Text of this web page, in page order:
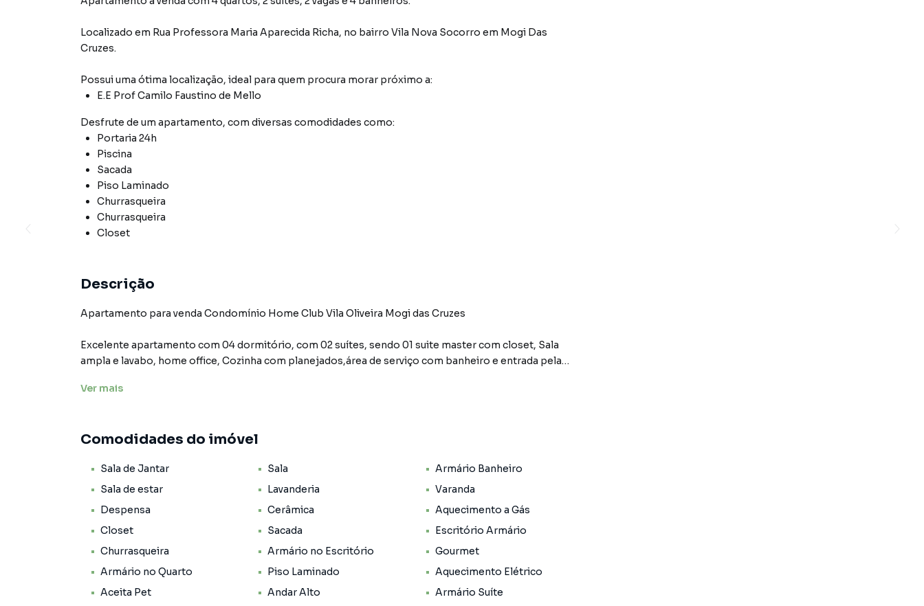
Localizado em Rua Professora Maria Aparecida Richa, no bairro Vila Nova Socorro em Mogi Das
Cruzes.
Possui uma ótima localização, ideal para quem procura morar próximo a:
E.E Prof Camilo Faustino de Mello
Desfrute de um apartamento, com diversas comodidades como:
Portaria 24h
Piscina
Sacada
Piso Laminado
Churrasqueira
Churrasqueira
Closet
Descrição
Apartamento para venda Condomínio Home Club Vila Oliveira Mogi das Cruzes
Excelente apartamento com 04 dormitório, com 02 suítes, sendo 01 suite master com closet, Sala
ampla e lavabo, home office, Cozinha com planejados,área de serviço com banheiro e entrada pela
Ótima varanda gourmet com churrasqueira, varanda com cortina de vidro. 2 vagas de garagem coberta.
playground, quadra esportiva.
Ver mais
Comodidades do imóvel
Sala de Jantar Sala
Armário Banheiro
Sala de estar
Lavanderia
Varanda
Despensa
Cerâmica
Aquecimento a Gás
Closet
Sacada
Escritório Armário
Churrasqueira
Armário no Escritório
Gourmet
Armário no Quarto
Piso Laminado
Aquecimento Elétrico
Aceita Pet
Andar Alto
Armário Suíte